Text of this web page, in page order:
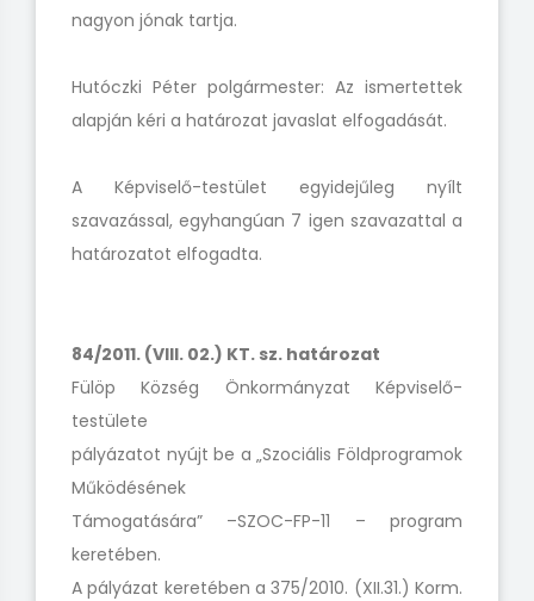
nagyon jónak tartja.
Hutóczki Péter polgármester: Az ismertettek
alapján kéri a határozat javaslat elfogadását.
A Képviselő-testület egyidejűleg nyílt
szavazással, egyhangúan 7 igen szavazattal a
határozatot elfogadta.
84/2011. (VIII. 02.) KT. sz. határozat
Fülöp Község Önkormányzat Képviselő-
testülete
pályázatot nyújt be a „Szociális Földprogramok
Működésének
Támogatására” –SZOC-FP-11 – program
keretében.
A pályázat keretében a 375/2010. (XII.31.) Korm.